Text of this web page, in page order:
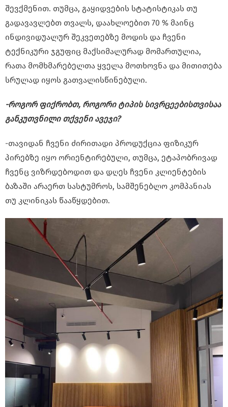
შევქმენით. თუმცა, გაყიდვების სტატისტიკას თუ
გადავავლებთ თვალს, დაახლოებით 70 % მაინც
ინდივიდუალურ შეკვეთებზე მოდის და ჩვენი
ტექნიკური ჯგუფიც მაქსიმალურად მომართულია,
რათა მომხმარებელთა ყველა მოთხოვნა და მითითება
სრულად იყოს გათვალისწინებული.
-როგორ ფიქრობთ, როგორი ტიპის სივრცეებისთვისაა
განკუთვნილი თქვენი ავეჯი?
-თავიდან ჩვენი ძირითადი პროდუქცია ფიზიკურ
პირებზე იყო ორიენტირებული, თუმცა, ეტაპობრივად
ჩვენც ვიზრდებოდით და დღეს ჩვენი კლიენტების
ბაზაში არაერთ სასტუმროს, სამშენებლო კომპანიას
თუ კლინიკას წააწყდებით.